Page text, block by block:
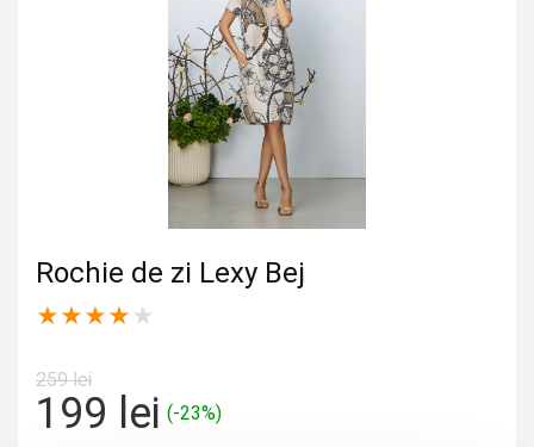
Rochie de zi Lexy Bej
★★★★ ★
259lei
Prețul
199 leiPrețul
(-23%)